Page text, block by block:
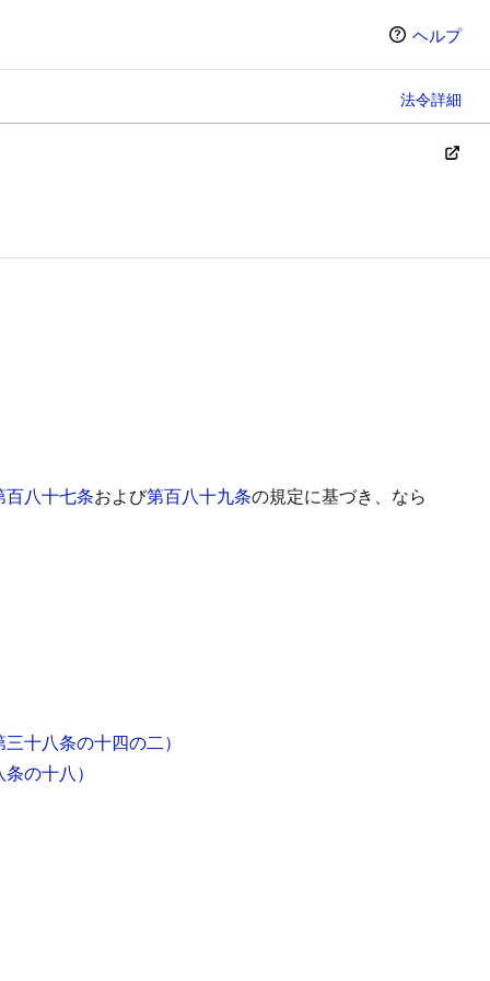
ヘルプ
法令詳細
（選択すると条文の表示方法が変わります）
百八十七条および第百八十九条の規定に基づき、なら
十八条の十四の二）
の十八）